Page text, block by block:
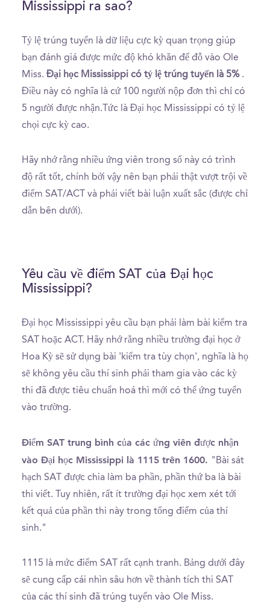
Mississippi ra sao?
Tỷ lệ trúng tuyển là dữ liệu cực kỳ quan trọng giúp
bạn đánh giá được mức độ khó khăn để đỗ vào Ole
Miss. Đại học Mississippi có tỷ lệ trúng tuyển là 5% .
Điều này có nghĩa là cứ 100 người nộp đơn thì chỉ có
5 người được nhận.Tức là Đại học Mississippi có tỷ lệ
chọi cực kỳ cao.
Hãy nhớ rằng nhiều ứng viên trong số này có trình
độ rất tốt, chính bởi vậy nên bạn phải thật vượt trội về
điểm SAT/ACT và phải viết bài luận xuất sắc (được chỉ
dẫn bên dưới).
Yêu cầu về điểm SAT của Đại học
Mississippi?
Đại học Mississippi yêu cầu bạn phải làm bài kiểm tra
SAT hoặc ACT. Hãy nhớ rằng nhiều trường đại học ở
Hoa Kỳ sẽ sử dụng bài 'kiểm tra tùy chọn', nghĩa là họ
sẽ không yêu cầu thí sinh phải tham gia vào các kỳ
thi đã được tiêu chuẩn hoá thì mới có thể ứng tuyển
vào trường.
Điểm SAT trung bình của các ứng viên được nhận
vào Đại học Mississippi là 1115 trên 1600. "Bài sát
hạch SAT được chia làm ba phần, phần thứ ba là bài
thi viết. Tuy nhiên, rất ít trường đại học xem xét tới
kết quả của phần thi này trong tổng điểm của thí
sinh."
1115 là mức điểm SAT rất cạnh tranh. Bảng dưới đây
sẽ cung cấp cái nhìn sâu hơn về thành tích thi SAT
của các thí sinh đã trúng tuyển vào Ole Miss.